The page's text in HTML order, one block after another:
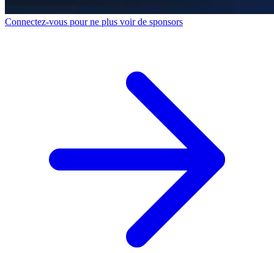
Connectez-vous pour ne plus voir de sponsors